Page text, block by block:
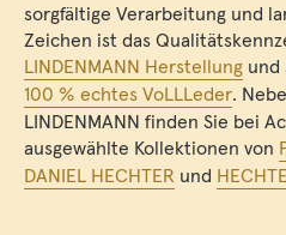
sorgfältige Verarbeitung und
Zeichen ist das
LINDENMANN Herstellung und
100 % echtes VoLLLeder.
LINDENMANN finden Sie bei
ausgewählte Kollektionen von
DANIEL HECHTER und